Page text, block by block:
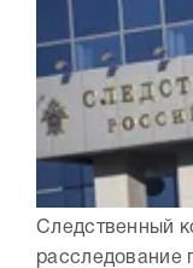
Следственный
расследование